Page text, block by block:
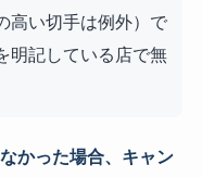
高い切手は例外）で
明記している店で無
かった場合、キャン